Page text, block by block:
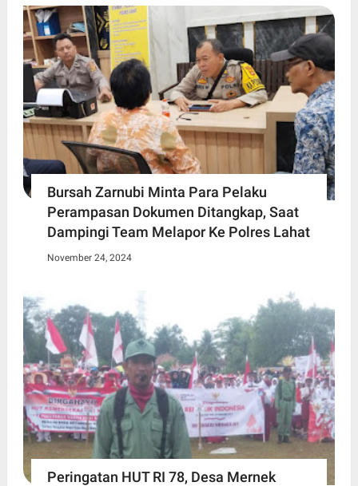
Bursah Zarnubi Minta Para Pelaku
Perampasan Dokumen Ditangkap, Saat
Dampingi Team Melapor Ke Polres Lahat
November 24, 2024
Peringatan HUT RI 78, Desa Mernek